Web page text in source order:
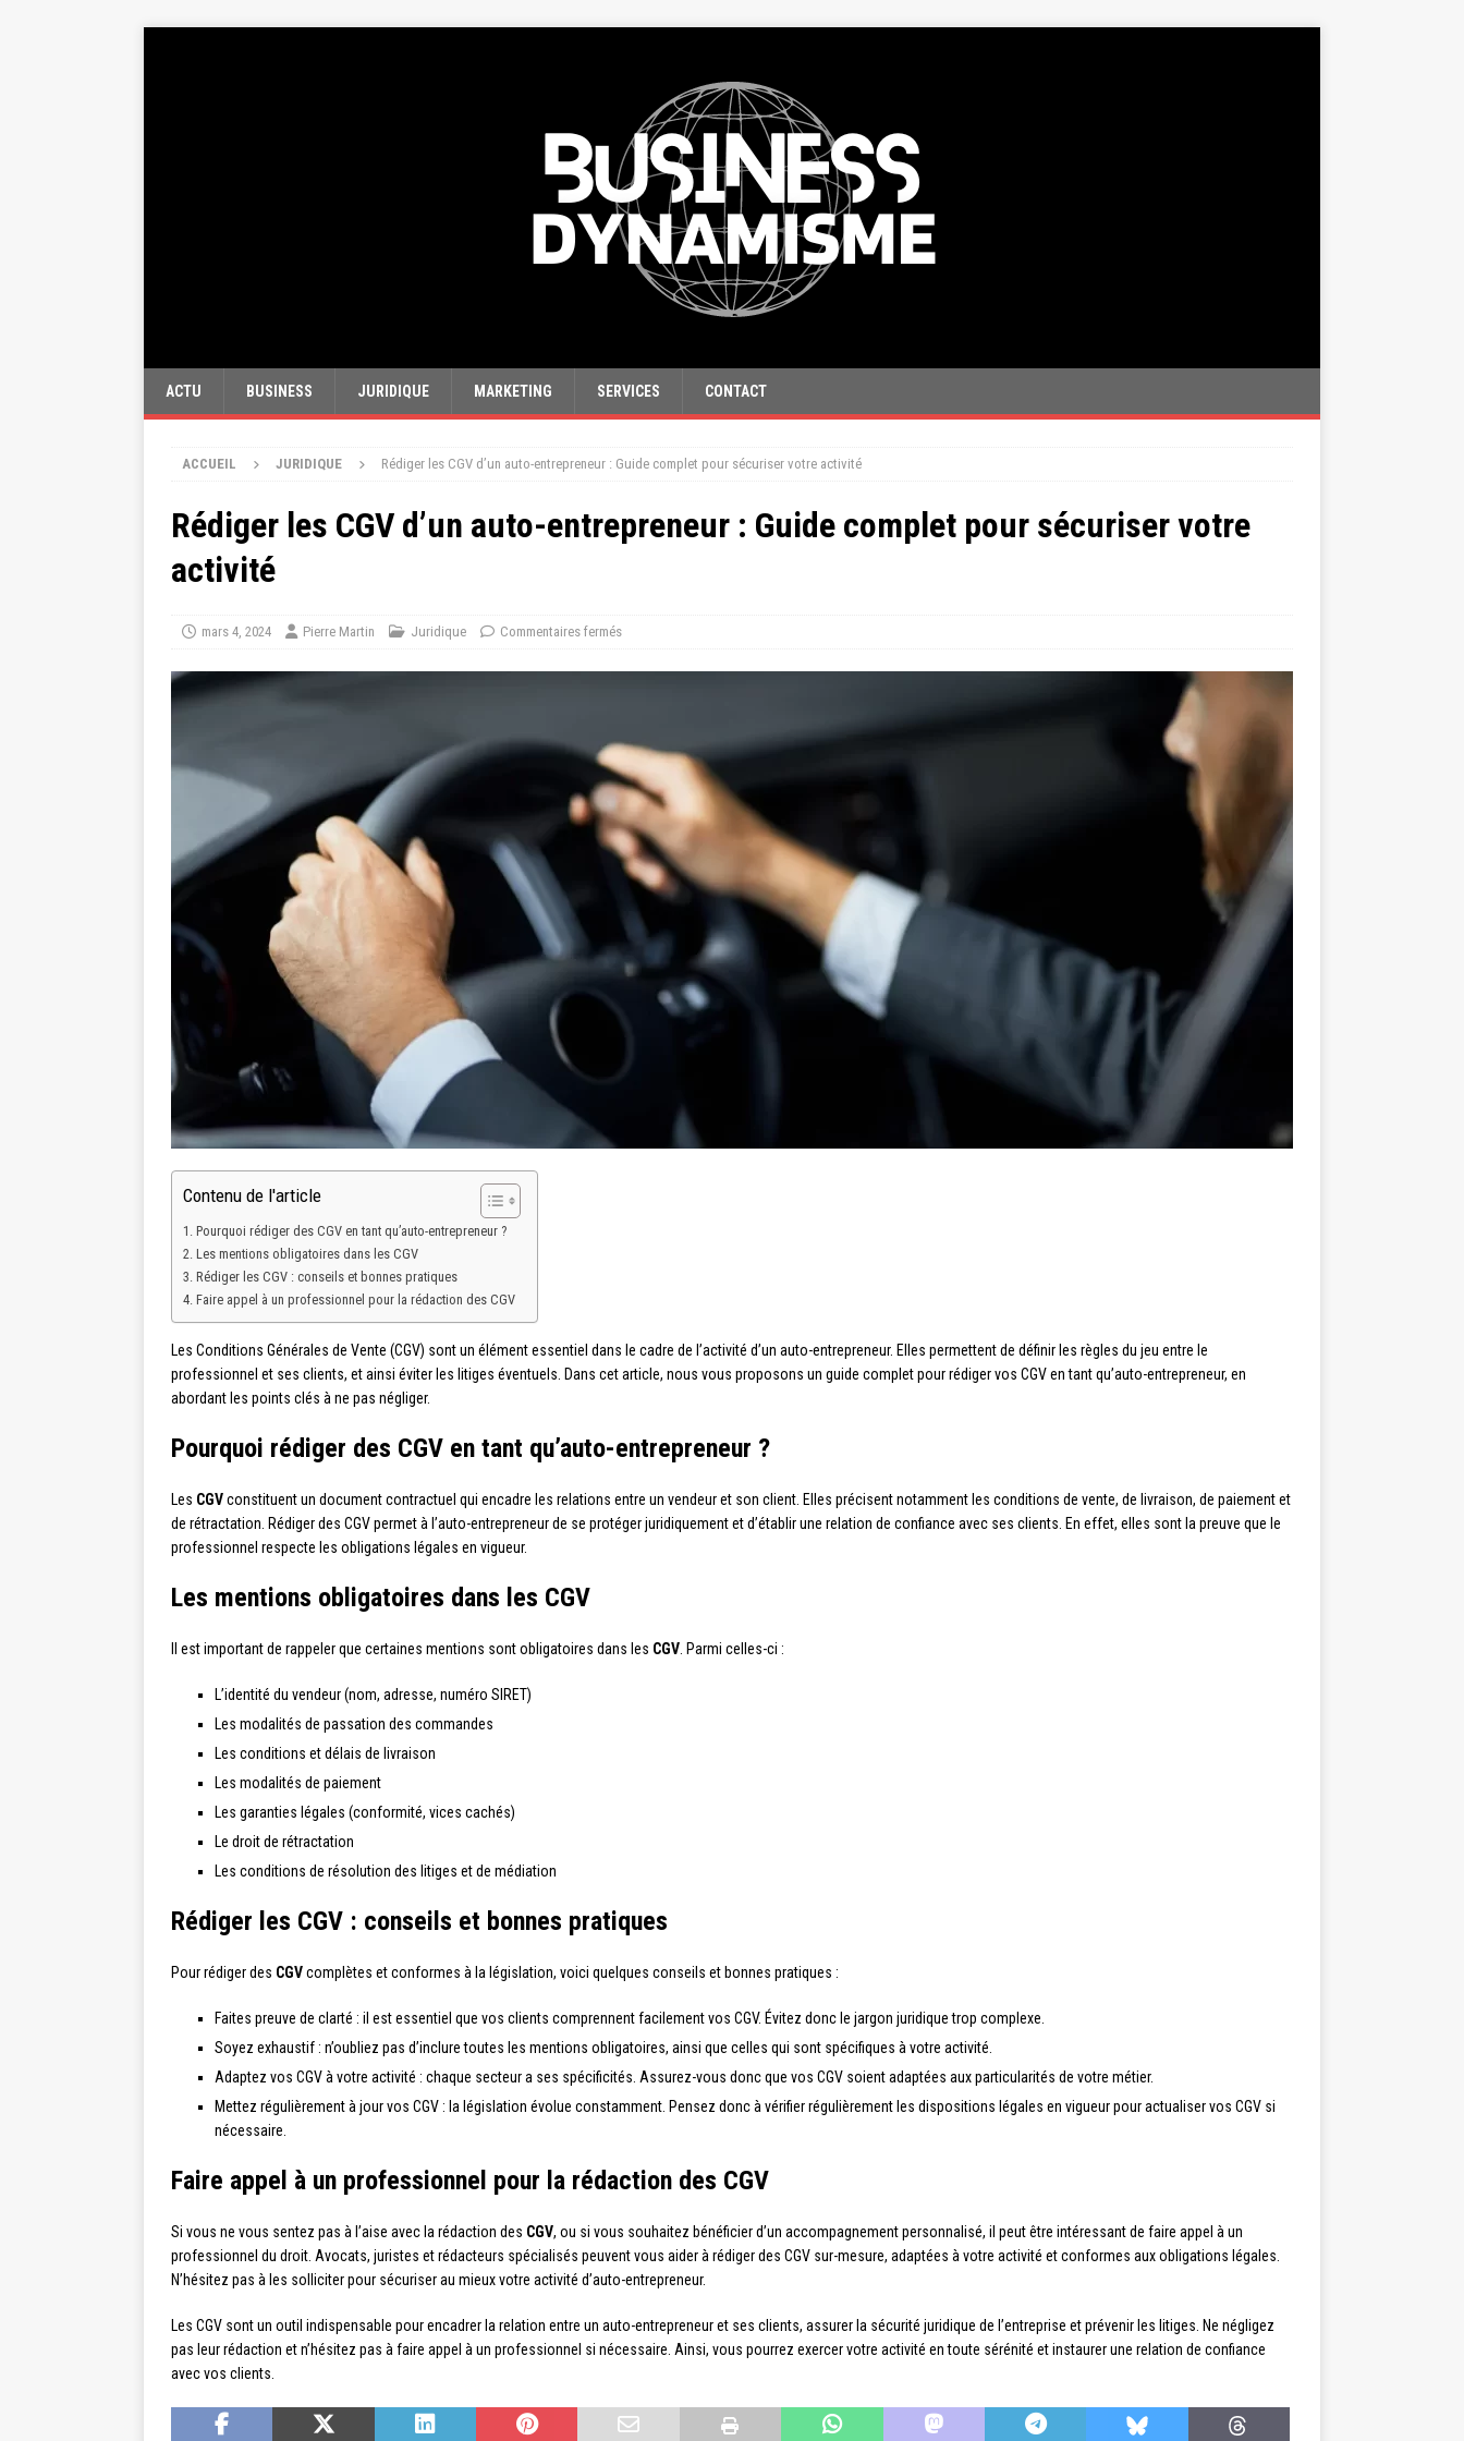
ACTU BUSINESS JURIDIQUE MARKETING SERVICES CONTACT
ACCUEIL JURIDIQUE Rédiger les CGV d’un auto-entrepreneur : Guide complet pour sécuriser votre activité
Rédiger les CGV d’un auto-entrepreneur : Guide complet pour sécuriser votre
activité
mars 4, 2024 Pierre Martin Juridique Commentaires fermés
Contenu de l'article
Pourquoi rédiger des CGV en tant qu’auto-entrepreneur ?
Les mentions obligatoires dans les CGV
Rédiger les CGV : conseils et bonnes pratiques
Faire appel à un professionnel pour la rédaction des CGV
Les Conditions Générales de Vente (CGV) sont un élément essentiel dans le cadre de l’activité d’un auto-entrepreneur. Elles permettent de définir les règles du jeu entre le
professionnel et ses clients, et ainsi éviter les litiges éventuels. Dans cet article, nous vous proposons un guide complet pour rédiger vos CGV en tant qu’auto-entrepreneur, en
abordant les points clés à ne pas négliger.
Pourquoi rédiger des CGV en tant qu’auto-entrepreneur ?
Les CGVconstituent un document contractuel qui encadre les relations entre un vendeur et son client. Elles précisent notamment les conditions de vente, de livraison, de paiement et
de rétractation. Rédiger des CGV permet à l’auto-entrepreneur de se protéger juridiquement et d’établir une relation de confiance avec ses clients. En effet, elles sont la preuve que le
professionnel respecte les obligations légales en vigueur.
Les mentions obligatoires dans les CGV
Il est important de rappeler que certaines mentions sont obligatoires dans les CGV . Parmi celles-ci :
L’identité du vendeur (nom, adresse, numéro SIRET)
Les modalités de passation des commandes
Les conditions et délais de livraison
Les modalités de paiement
Les garanties légales (conformité, vices cachés)
Le droit de rétractation
Les conditions de résolution des litiges et de médiation
Rédiger les CGV : conseils et bonnes pratiques
Pour rédiger des CGVcomplètes et conformes à la législation, voici quelques conseils et bonnes pratiques :
Faites preuve de clarté : il est essentiel que vos clients comprennent facilement vos CGV. Évitez donc le jargon juridique trop complexe.
Soyez exhaustif : n’oubliez pas d’inclure toutes les mentions obligatoires, ainsi que celles qui sont spécifiques à votre activité.
Adaptez vos CGV à votre activité : chaque secteur a ses spécificités. Assurez-vous donc que vos CGV soient adaptées aux particularités de votre métier.
Mettez régulièrement à jour vos CGV : la législation évolue constamment. Pensez donc à vérifier régulièrement les dispositions légales en vigueur pour actualiser vos CGV si
nécessaire.
Faire appel à un professionnel pour la rédaction des CGV
Si vous ne vous sentez pas à l’aise avec la rédaction des CGV, ou si vous souhaitez bénéficier d’un accompagnement personnalisé, il peut être intéressant de faire appel à un
professionnel du droit. Avocats, juristes et rédacteurs spécialisés peuvent vous aider à rédiger des CGV sur-mesure, adaptées à votre activité et conformes aux obligations légales.
N’hésitez pas à les solliciter pour sécuriser au mieux votre activité d’auto-entrepreneur.
Les CGV sont un outil indispensable pour encadrer la relation entre un auto-entrepreneur et ses clients, assurer la sécurité juridique de l’entreprise et prévenir les litiges. Ne négligez
pas leur rédaction et n’hésitez pas à faire appel à un professionnel si nécessaire. Ainsi, vous pourrez exercer votre activité en toute sérénité et instaurer une relation de confiance
avec vos clients.